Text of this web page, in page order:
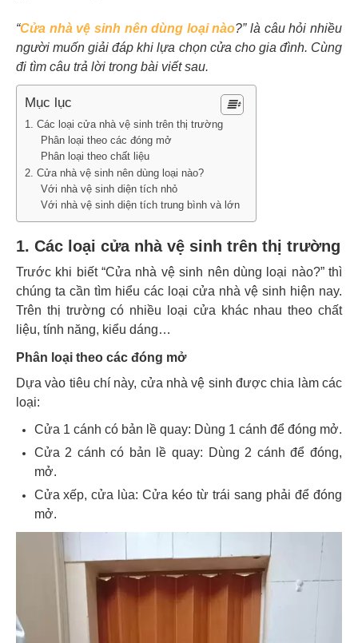
“Cửa nhà vệ sinh nên dùng loại nào?” là câu hỏi nhiều
người muốn giải đáp khi lựa chọn cửa cho gia đình. Cùng
đi tìm câu trả lời trong bài viết sau.
Mục lục
1. Các loại cửa nhà vệ sinh trên thị trường
Phân loại theo các đóng mở
Phân loại theo chất liệu
2. Cửa nhà vệ sinh nên dùng loại nào?
Với nhà vệ sinh diện tích nhỏ
Với nhà vệ sinh diện tích trung bình và lớn
1. Các loại cửa nhà vệ sinh trên thị trường
Trước khi biết “Cửa nhà vệ sinh nên dùng loại nào?” thì
chúng ta cần tìm hiểu các loại cửa nhà vệ sinh hiện nay.
Trên thị trường có nhiều loại cửa khác nhau theo chất
liệu, tính năng, kiểu dáng…
Phân loại theo các đóng mở
Dựa vào tiêu chí này, cửa nhà vệ sinh được chia làm các
loại:
Cửa 1 cánh có bản lề quay: Dùng 1 cánh để đóng mở.
Cửa 2 cánh có bản lề quay: Dùng 2 cánh để đóng,
mở.
Cửa xếp, cửa lùa: Cửa kéo từ trái sang phải để đóng
mở.